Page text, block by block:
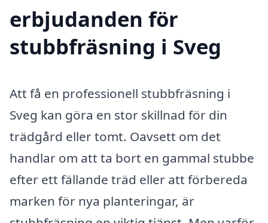
erbjudanden för
stubbfräsning i Sveg
Att få en professionell stubbfräsning i
Sveg kan göra en stor skillnad för din
trädgård eller tomt. Oavsett om det
handlar om att ta bort en gammal stubbe
efter ett fällande träd eller att förbereda
marken för nya planteringar, är